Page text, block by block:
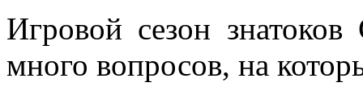
Игровой сезон
много вопросов, на